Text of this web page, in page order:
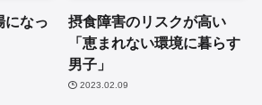
になっ
摂食障害のリスクが高い
「恵まれない環境に暮らす
男子」
2023.02.09